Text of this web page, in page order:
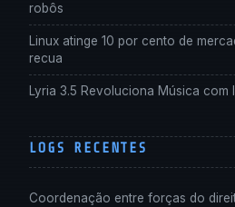
robôs
Linux atinge 10 por cento de
recua
Lyria 3.5 Revoluciona Música com
LOGS RECENTES
Coordenação entre forças do